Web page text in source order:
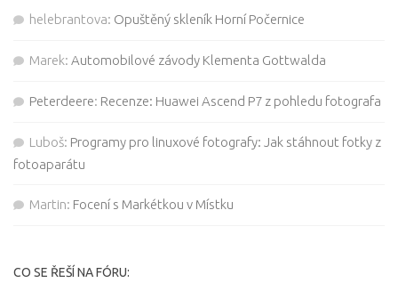
helebrantova: Opuštěný skleník Horní Počernice
Marek: Automobilové závody Klementa Gottwalda
Peterdeere: Recenze: Huawei Ascend P7 z pohledu fotografa
Luboš: Programy pro linuxové fotografy: Jak stáhnout fotky z
fotoaparátu
Martin: Focení s Markétkou v Místku
CO SE ŘEŠÍ NA FÓRU: